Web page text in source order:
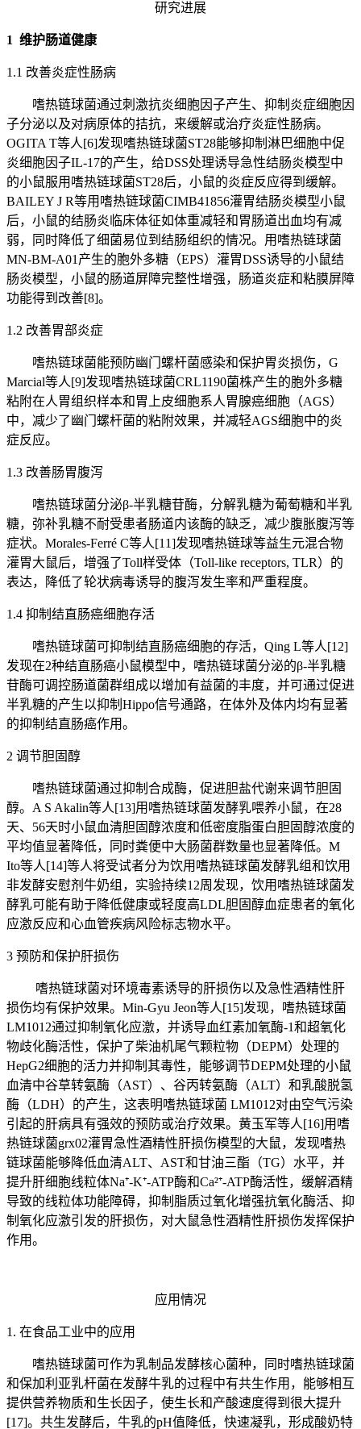
研究进展
1 维护肠道健康
1.1 改善炎症性肠病
嗜热链球菌通过刺激抗炎细胞因子产生、抑制炎症细胞因
子分泌以及对病原体的拮抗，来缓解或治疗炎症性肠病。
OGITA T等人[6]发现嗜热链球菌ST28能够抑制淋巴细胞中促
炎细胞因子IL-17的产生，给DSS处理诱导急性结肠炎模型中
的小鼠服用嗜热链球菌ST28后，小鼠的炎症反应得到缓解。
BAILEY J R等用嗜热链球菌CIMB41856灌胃结肠炎模型小鼠
后，小鼠的结肠炎临床体征如体重减轻和胃肠道出血均有减
弱，同时降低了细菌易位到结肠组织的情况。用嗜热链球菌
MN-BM-A01产生的胞外多糖（EPS）灌胃DSS诱导的小鼠结
肠炎模型，小鼠的肠道屏障完整性增强，肠道炎症和粘膜屏障
功能得到改善[8]。
1.2 改善胃部炎症
嗜热链球菌能预防幽门螺杆菌感染和保护胃炎损伤，G
Marcial等人[9]发现嗜热链球菌CRL1190菌株产生的胞外多糖
粘附在人胃组织样本和胃上皮细胞系人胃腺癌细胞（AGS）
中，减少了幽门螺杆菌的粘附效果，并减轻AGS细胞中的炎
症反应。
1.3 改善肠胃腹泻
嗜热链球菌分泌β-半乳糖苷酶，分解乳糖为葡萄糖和半乳
糖，弥补乳糖不耐受患者肠道内该酶的缺乏，减少腹胀腹泻等
症状。Morales-Ferré C等人[11]发现嗜热链球等益生元混合物
灌胃大鼠后，增强了Toll样受体（Toll-like receptors, TLR）的
表达，降低了轮状病毒诱导的腹泻发生率和严重程度。
1.4 抑制结直肠癌细胞存活
嗜热链球菌可抑制结直肠癌细胞的存活，Qing L等人[12]
发现在2种结直肠癌小鼠模型中，嗜热链球菌分泌的β-半乳糖
苷酶可调控肠道菌群组成以增加有益菌的丰度，并可通过促进
半乳糖的产生以抑制Hippo信号通路，在体外及体内均有显著
的抑制结直肠癌作用。
2 调节胆固醇
嗜热链球菌通过抑制合成酶，促进胆盐代谢来调节胆固
醇。A S Akalin等人[13]用嗜热链球菌发酵乳喂养小鼠，在28
天、56天时小鼠血清胆固醇浓度和低密度脂蛋白胆固醇浓度的
平均值显著降低，同时粪便中大肠菌群数量也显著降低。M
Ito等人[14]等人将受试者分为饮用嗜热链球菌发酵乳组和饮用
非发酵安慰剂牛奶组，实验持续12周发现，饮用嗜热链球菌发
酵乳可能有助于降低健康或轻度高LDL胆固醇血症患者的氧化
应激反应和心血管疾病风险标志物水平。
3 预防和保护肝损伤
嗜热链球菌对环境毒素诱导的肝损伤以及急性酒精性肝
损伤均有保护效果。Min-Gyu Jeon等人[15]发现，嗜热链球菌
LM1012通过抑制氧化应激，并诱导血红素加氧酶-1和超氧化
物歧化酶活性，保护了柴油机尾气颗粒物（DEPM）处理的
HepG2细胞的活力并抑制其毒性，能够调节DEPM处理的小鼠
血清中谷草转氨酶（AST）、谷丙转氨酶（ALT）和乳酸脱氢
酶（LDH）的产生，这表明嗜热链球菌 LM1012对由空气污染
引起的肝病具有强效的预防或治疗效果。黄玉军等人[16]用嗜
热链球菌grx02灌胃急性酒精性肝损伤模型的大鼠，发现嗜热
链球菌能够降低血清ALT、AST和甘油三酯（TG）水平，并
提升肝细胞线粒体Na⁺-K⁺-ATP酶和Ca²⁺-ATP酶活性，缓解酒精
导致的线粒体功能障碍，抑制脂质过氧化增强抗氧化酶活、抑
制氧化应激引发的肝损伤，对大鼠急性酒精性肝损伤发挥保护
作用。
应用情况
1. 在食品工业中的应用
嗜热链球菌可作为乳制品发酵核心菌种，同时嗜热链球菌
和保加利亚乳杆菌在发酵牛乳的过程中有共生作用，能够相互
提供营养物质和生长因子，使生长和产酸速度得到很大提升
[17]。共生发酵后，牛乳的pH值降低，快速凝乳，形成酸奶特